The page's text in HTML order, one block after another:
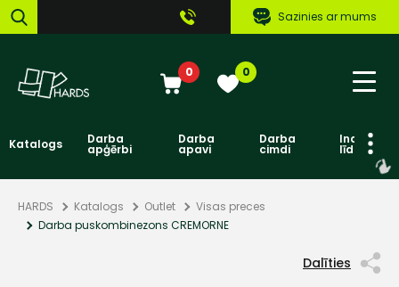
Sazinies ar mums
0 0
Katalogs Darba
apģērbi
Darba
apavi
Darba
cimdi līdzekļi
HARDS Katalogs Outlet
Visas preces
Darba puskombinezons CREMORNE
Dalīties